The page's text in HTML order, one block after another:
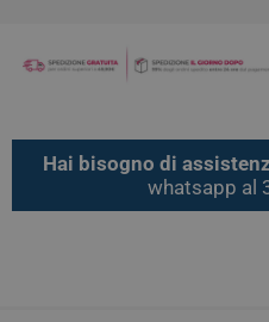
Hai bisogno di
whatsapp al